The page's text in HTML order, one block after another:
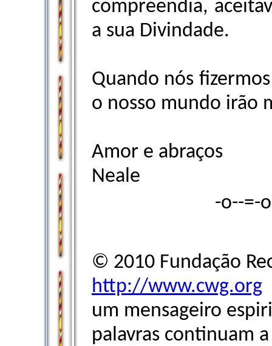
compreendia,
a sua Divindade.
Quando nós
o nosso mundo irão
Amor e abraços
Neale
-o--=-
© 2010 Fundação
http://www.cwg.org
um mensageiro
palavras continuam